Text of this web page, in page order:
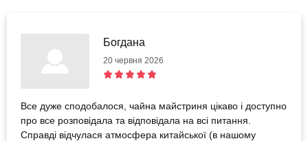
Богдана
20 червня 2026
Все дуже сподобалося, чайна майстриня цікаво і доступно
про все розповідала та відповідала на всі питання.
Справді відчулася атмосфера китайської (в нашому